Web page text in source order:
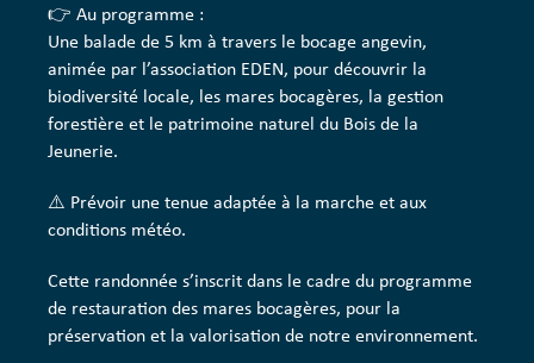
👉 Au programme :
Une balade de 5 km à travers le bocage angevin,
animée par l’association EDEN, pour découvrir la
biodiversité locale, les mares bocagères, la gestion
forestière et le patrimoine naturel du Bois de la
Jeunerie.
⚠️ Prévoir une tenue adaptée à la marche et aux
conditions météo.
Cette randonnée s’inscrit dans le cadre du programme
de restauration des mares bocagères, pour la
préservation et la valorisation de notre environnement.